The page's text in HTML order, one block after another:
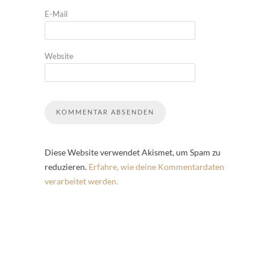
E-Mail
Website
Diese Website verwendet Akismet, um Spam zu
reduzieren. Erfahre, wie deine Kommentardaten
verarbeitet werden.